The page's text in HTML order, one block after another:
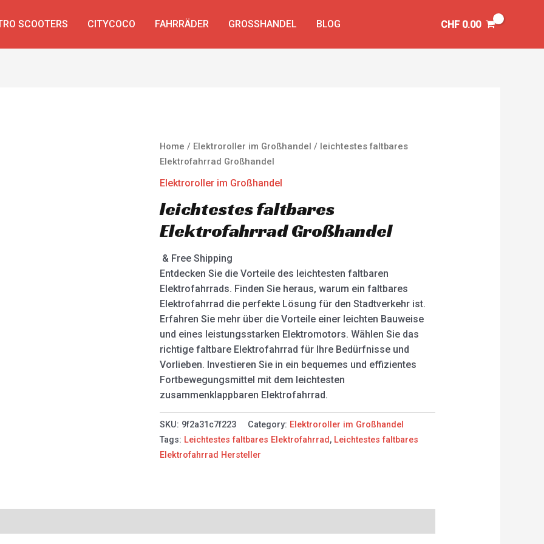
SCOOTERS CITYCOCO FAHRRÄDER GROSSHANDEL BLOG CHF0.00
Home / Elektroroller im Großhandel / leichtestes faltbares
Elektrofahrrad Großhandel
Elektroroller im Großhandel
leichtestes faltbares
Elektrofahrrad Großhandel
& Free Shipping
Entdecken Sie die Vorteile des leichtesten faltbaren
Elektrofahrrads. Finden Sie heraus, warum ein faltbares
Elektrofahrrad die perfekte Lösung für den Stadtverkehr ist.
Erfahren Sie mehr über die Vorteile einer leichten Bauweise
und eines leistungsstarken Elektromotors. Wählen Sie das
richtige faltbare Elektrofahrrad für Ihre Bedürfnisse und
Vorlieben. Investieren Sie in ein bequemes und effizientes
Fortbewegungsmittel mit dem leichtesten
zusammenklappbaren Elektrofahrrad.
SKU: 9f2a31c7f223 Category: Elektroroller im Großhandel
Tags: Leichtestes faltbares Elektrofahrrad , Leichtestes faltbares
Elektrofahrrad Hersteller